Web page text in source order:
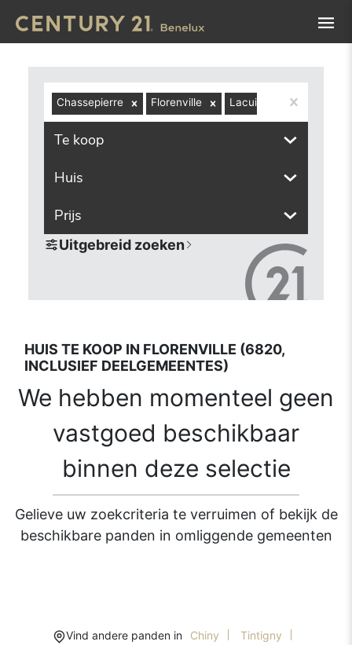
Chassepierre Florenville Lacuisine
Te koop
Huis
Prijs
Uitgebreid zoeken
HUIS TE KOOP IN FLORENVILLE (6820,
INCLUSIEF DEELGEMEENTES)
We hebben momenteel geen
vastgoed beschikbaar
binnen deze selectie
Gelieve uw zoekcriteria te verruimen of bekijk de
beschikbare panden in omliggende gemeenten
Vind andere panden in Chiny
Tintigny